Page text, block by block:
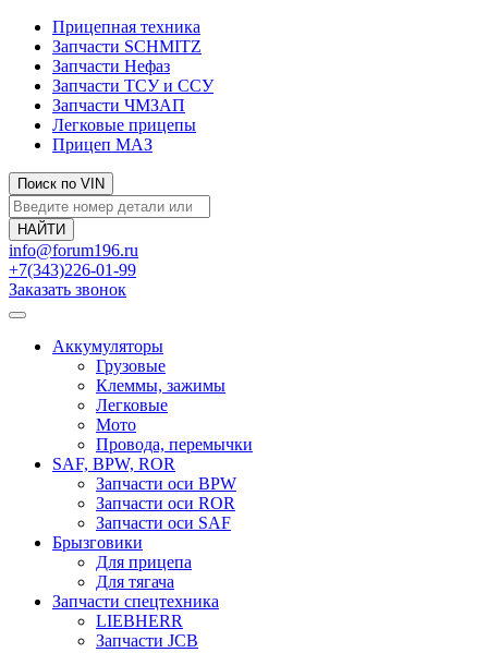
Прицепная техника
Запчасти SCHMITZ
Запчасти Нефаз
Запчасти ТСУ и ССУ
Запчасти ЧМЗАП
Легковые прицепы
Прицеп МАЗ
Поиск по VIN
info@forum196.ru
+7(343)226-01-99
Заказать звонок
Аккумуляторы
Грузовые
Клеммы, зажимы
Легковые
Мото
Провода, перемычки
SAF, BPW, ROR
Запчасти оси BPW
Запчасти оси ROR
Запчасти оси SAF
Брызговики
Для прицепа
Для тягача
Запчасти спецтехника
LIEBHERR
Запчасти JCB